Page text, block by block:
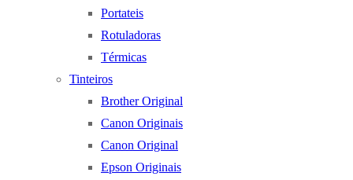
Portateis
Rotuladoras
Térmicas
Tinteiros
Brother Original
Canon Originais
Canon Original
Epson Originais